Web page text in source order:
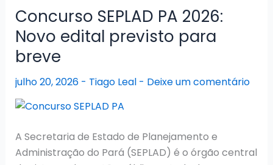
2026:
Sem
previsão
oficial
novo
edital
Concurso SEPLAD PA 2026:
Novo edital previsto para
breve
julho 20, 2026 - Tiago Leal - Deixe um comentário
A Secretaria de Estado de Planejamento e
Administração do Pará (SEPLAD) é o órgão central